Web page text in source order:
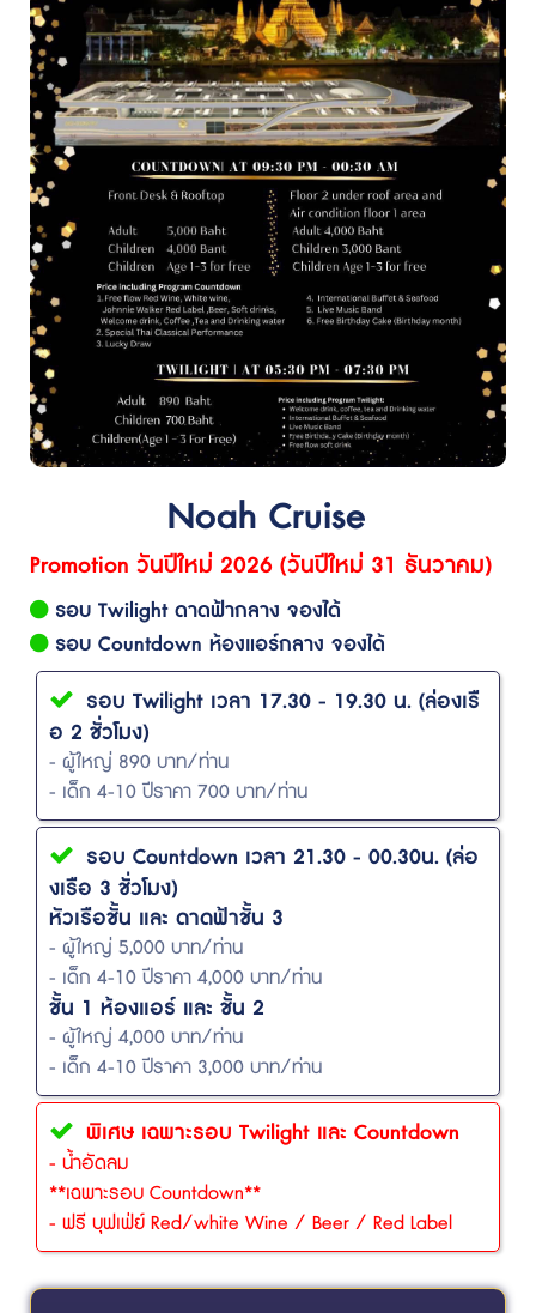
Noah Cruise
Promotion วันปีใหม่ 2026 (วันปีใหม่ 31 ธันวาคม)
รอบ Twilight ดาดฟ้ากลาง จองได้
รอบ Countdown ห้องแอร์กลาง จองได้
รอบ Twilight เวลา 17.30 - 19.30 น. (ล่องเรื
อ 2 ชั่วโมง)
- ผู้ใหญ่ 890 บาท/ท่าน
- เด็ก 4-10 ปีราคา 700 บาท/ท่าน
รอบ Countdown เวลา 21.30 - 00.30น. (ล่อ
งเรือ 3 ชั่วโมง)
หัวเรือชั้น และ ดาดฟ้าชั้น 3
- ผู้ใหญ่ 5,000 บาท/ท่าน
- เด็ก 4-10 ปีราคา 4,000 บาท/ท่าน
ชั้น 1 ห้องแอร์ และ ชั้น 2
- ผู้ใหญ่ 4,000 บาท/ท่าน
- เด็ก 4-10 ปีราคา 3,000 บาท/ท่าน
พิเศษ เฉพาะรอบ Twilight และ Countdown
- น้ำอัดลม
**เฉพาะรอบ Countdown**
- ฟรี บุฟเฟ่ย์ Red/white Wine / Beer / Red Label